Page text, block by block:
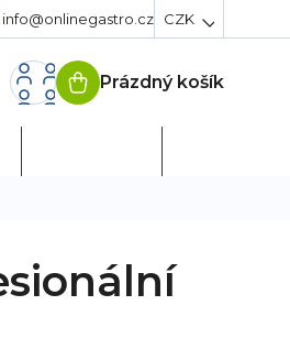
info@onlinegastro.cz CZK
Nákupní
Prázdný košík